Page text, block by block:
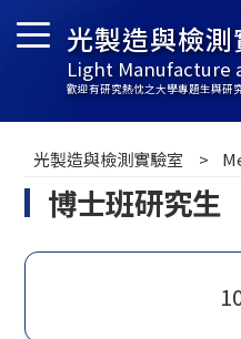
光製造與檢
Light Manufacture
歡迎有研究熱忱之大學專題生與研
光製造與檢測實驗室
博士班研究生